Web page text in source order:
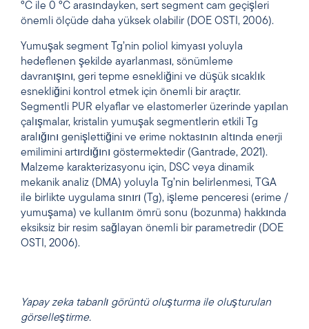
°C ile 0 °C arasındayken, sert segment cam geçişleri
önemli ölçüde daha yüksek olabilir (DOE OSTI, 2006).
Yumuşak segment Tg’nin poliol kimyası yoluyla
hedeflenen şekilde ayarlanması, sönümleme
davranışını, geri tepme esnekliğini ve düşük sıcaklık
esnekliğini kontrol etmek için önemli bir araçtır.
Segmentli PUR elyaflar ve elastomerler üzerinde yapılan
çalışmalar, kristalin yumuşak segmentlerin etkili Tg
aralığını genişlettiğini ve erime noktasının altında enerji
emilimini artırdığını göstermektedir (Gantrade, 2021).
Malzeme karakterizasyonu için, DSC veya dinamik
mekanik analiz (DMA) yoluyla Tg’nin belirlenmesi, TGA
ile birlikte uygulama sınırı (Tg), işleme penceresi (erime /
yumuşama) ve kullanım ömrü sonu (bozunma) hakkında
eksiksiz bir resim sağlayan önemli bir parametredir (DOE
OSTI, 2006).
Yapay zeka tabanlı görüntü oluşturma ile oluşturulan
görselleştirme.